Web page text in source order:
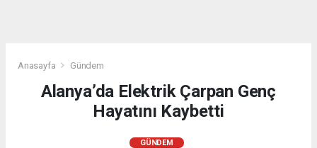
Anasayfa Gündem
Alanya’da Elektrik Çarpan Genç
Hayatını Kaybetti
GÜNDEM